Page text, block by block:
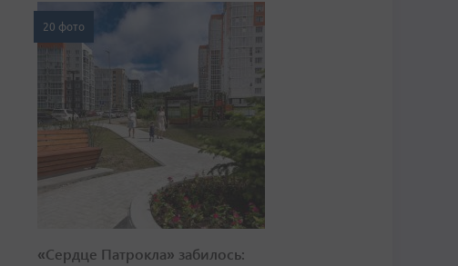
20 фото
«Сердце Патрокла» забилось: